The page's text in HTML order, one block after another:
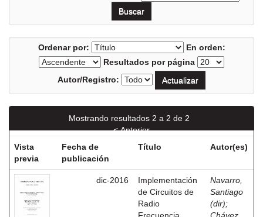
Ordenar por:
En orden:
Resultados por página
Autor/Registro:
Mostrando resultados 2 a 2 de 2
< Anterior
Vista
previa
Fecha de
publicación
Título Autor(es)
dic-2016
Implementación
de Circuitos de
Radio
Navarro,
Santiago
(dir);